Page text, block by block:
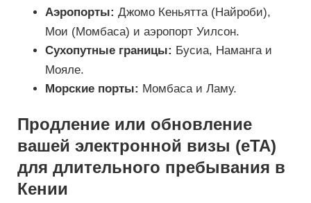
Аэропорты: Джомо Кеньятта (Найроби),
Мои (Момбаса) и аэропорт Уилсон.
Сухопутные границы: Бусиа, ​​Наманга и
Мояле.
Морские порты: Момбаса и Ламу.
Продление или обновление
вашей электронной визы (eTA)
для длительного пребывания в
Кении